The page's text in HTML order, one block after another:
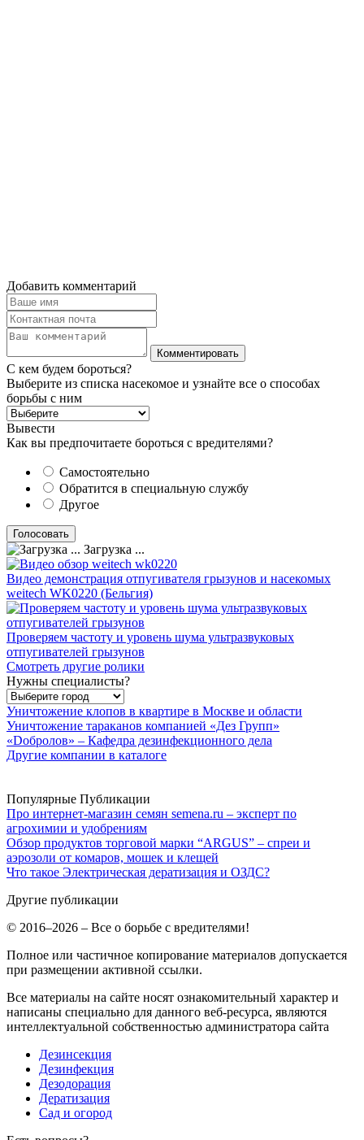
Добавить комментарий
С кем будем бороться?
Выберите из списка насекомое и узнайте все о способах
борьбы с ним
Вывести
Как вы предпочитаете бороться с вредителями?
Самостоятельно
Обратится в специальную службу
Другое
Загрузка ...
Видео демонстрация отпугивателя грызунов и насекомых
weitech WK0220 (Бельгия)
Проверяем частоту и уровень шума ультразвуковых
отпугивателей грызунов
Смотреть другие ролики
Нужны специалисты?
Уничтожение клопов в квартире в Москве и области
Уничтожение тараканов компанией «Дез Групп»
«Dобролов» – Кафедра дезинфекционного дела
Другие компании в каталоге
Популярные Публикации
Про интернет-магазин семян semena.ru – эксперт по
агрохимии и удобрениям
Обзор продуктов торговой марки “ARGUS” – спреи и
аэрозоли от комаров, мошек и клещей
Что такое Электрическая дератизация и ОЗДС?
Другие публикации
© 2016–2026 – Все о борьбе с вредителями!
Полное или частичное копирование материалов допускается
при размещении активной ссылки.
Все материалы на сайте носят ознакомительный характер и
написаны специально для данного веб-ресурса, являются
интеллектуальной собственностью администратора сайта
Дезинсекция
Дезинфекция
Дезодорация
Дератизация
Сад и огород